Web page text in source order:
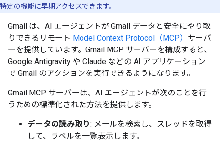
特定の機能に早期アクセスできます。
Gmail は、AI エージェントが Gmail データと安全にやり取
りできるリモート Model Context Protocol（MCP） サーバ
ーを提供しています。Gmail MCP サーバーを構成すると、
Google Antigravity や Claude などの AI アプリケーション
で Gmail のアクションを実行できるようになります。
Gmail MCP サーバーは、AI エージェントが次のことを行
うための標準化された方法を提供します。
データの読み取り: メールを検索し、スレッドを取得
して、ラベルを一覧表示します。